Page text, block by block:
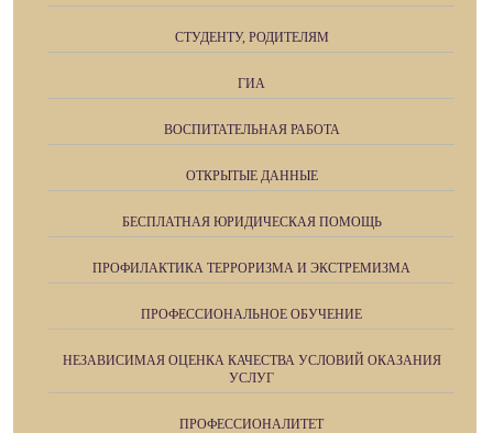
СТУДЕНТУ, РОДИТЕЛЯМ
ГИА
ВОСПИТАТЕЛЬНАЯ РАБОТА
ОТКРЫТЫЕ ДАННЫЕ
БЕСПЛАТНАЯ ЮРИДИЧЕСКАЯ ПОМОЩЬ
ПРОФИЛАКТИКА ТЕРРОРИЗМА И ЭКСТРЕМИЗМА
ПРОФЕССИОНАЛЬНОЕ ОБУЧЕНИЕ
НЕЗАВИСИМАЯ ОЦЕНКА КАЧЕСТВА УСЛОВИЙ ОКАЗАНИЯ
УСЛУГ
ПРОФЕССИОНАЛИТЕТ